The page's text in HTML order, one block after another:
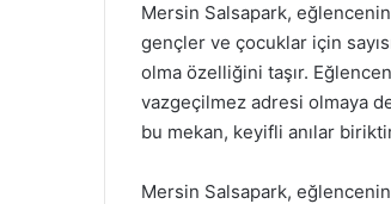
Mersin Salsapark,
gençler ve çocuklar için
olma özelliğini taşır.
vazgeçilmez adresi olmaya
bu mekan, keyifli anılar
Mersin Salsapark,